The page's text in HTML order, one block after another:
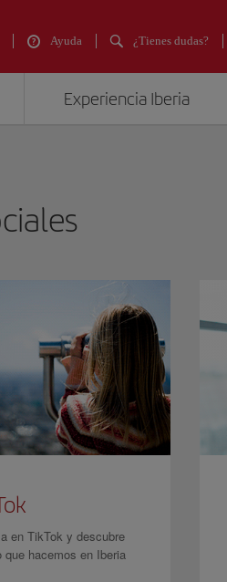
Ayuda ¿Tienes dudas?
Experiencia Iberia
en TikTok y descubre
que hacemos en Iberia